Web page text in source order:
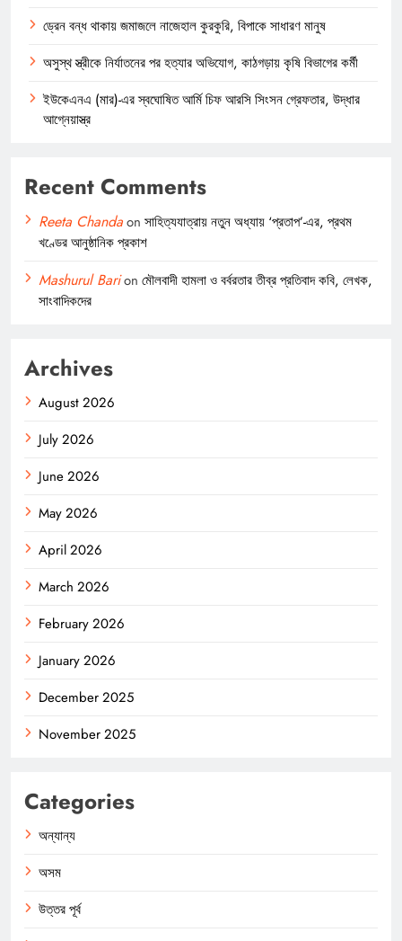
ড্রেন বন্ধ থাকায় জমাজলে নাজেহাল কুরকুরি, বিপাকে সাধারণ মানুষ
অসুস্থ স্ত্রীকে নির্যাতনের পর হত্যার অভিযোগ, কাঠগড়ায় কৃষি বিভাগের কর্মী
ইউকেএনএ (মার)-এর স্বঘোষিত আর্মি চিফ আরসি সিংসন গ্রেফতার, উদ্ধার
আগ্নেয়াস্ত্র
Recent Comments
Reeta Chandaon সাহিত্যযাত্রায় নতুন অধ্যায় ‘প্রতাপ’-এর, প্রথম
খণ্ডের আনুষ্ঠানিক প্রকাশ
Mashurul Barion মৌলবাদী হামলা ও বর্বরতার তীব্র প্রতিবাদ কবি, লেখক,
সাংবাদিকদের
Archives
August 2026
July 2026
June 2026
May 2026
April 2026
March 2026
February 2026
January 2026
December 2025
November 2025
Categories
অন্যান্য
অসম
উত্তর পূর্ব